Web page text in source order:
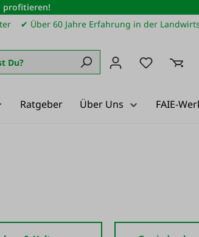
profitieren!
✔ Über 60 Jahre Erfahrung in der
Du hast
Ratgeber Über Uns FAIE-